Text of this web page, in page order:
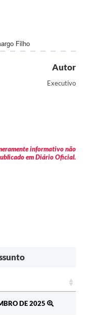
Filho
Autor
Executivo
informativo não
em Diário Oficial.
DE 2025